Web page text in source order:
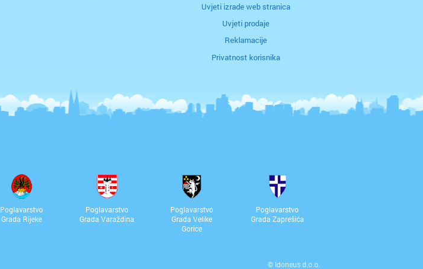
Uvjeti izrade web stranica
Uvjeti prodaje
Reklamacije
Privatnost korisnika
Poglavarstvo
Grada Rijeke
Poglavarstvo
Grada Varaždina
Poglavarstvo
Grada Velike
Gorice
Poglavarstvo
Grada Zaprešića
© Idoneus d.o.o.